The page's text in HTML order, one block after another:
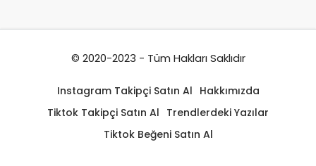
© 2020-2023 - Tüm Hakları Saklıdır
Instagram Takipçi Satın Al Hakkımızda
Tiktok Takipçi Satın Al Trendlerdeki Yazılar
Tiktok Beğeni Satın Al